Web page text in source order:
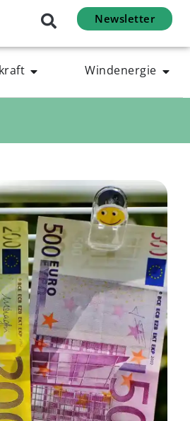
Newsletter
Windenergie